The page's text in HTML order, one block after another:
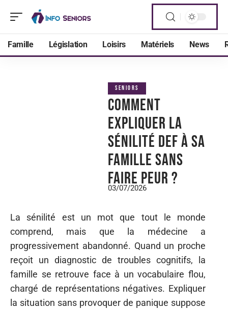
Famille Législation Loisirs Matériels News
SENIORS
Comment
expliquer la
sénilité def à sa
famille sans
faire peur ?
03/07/2026
La sénilité est un mot que tout le monde
comprend, mais que la médecine a
progressivement abandonné. Quand un proche
reçoit un diagnostic de troubles cognitifs, la
famille se retrouve face à un vocabulaire flou,
chargé de représentations négatives. Expliquer
la situation sans provoquer de panique suppose